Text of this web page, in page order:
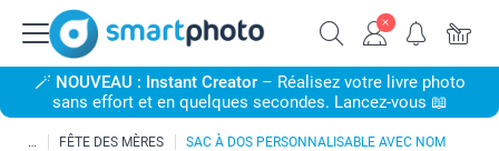
🪄 NOUVEAU : Instant Creator– Réalisez votre livre photo
sans effort et en quelques secondes. Lancez-vous 📖
FÊTE DES MÈRES SAC À DOS PERSONNALISABLE AVEC NOM